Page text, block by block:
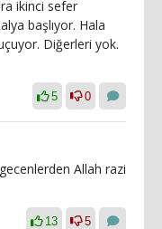
ikinci sefer
başlıyor. Hala
Diğerleri yok.
5 0
Allah razi
13 5